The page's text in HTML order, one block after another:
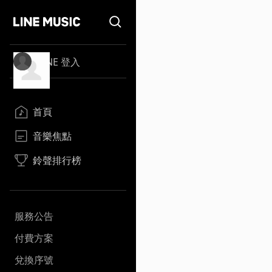
LINE 登入
首頁
音樂焦點
鈴聲排行榜
服務公告
付費方案
兌換序號